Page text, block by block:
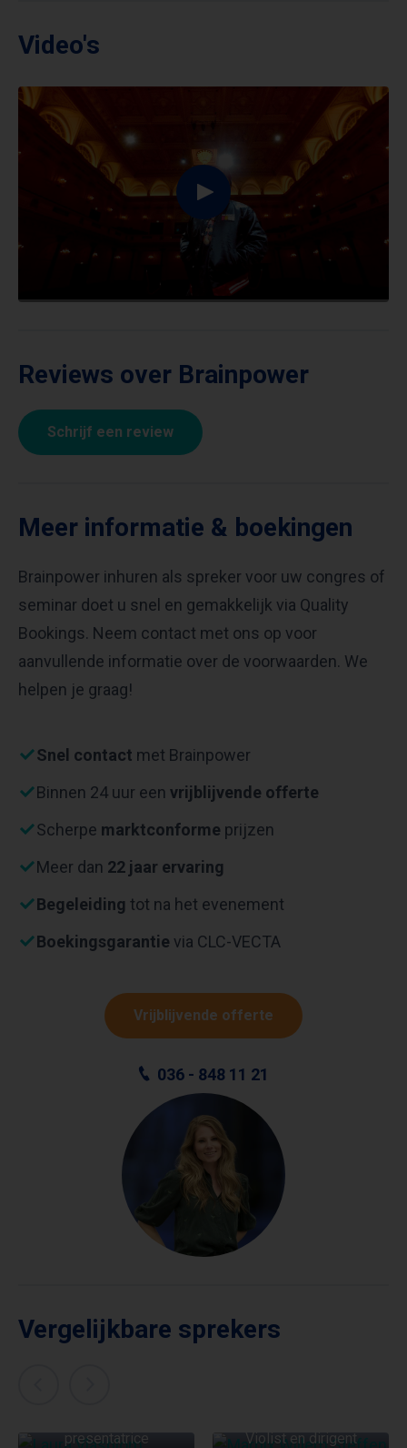
Video's
Reviews over Brainpower
Schrijf een review
Meer informatie & boekingen
Brainpower inhuren als spreker voor uw congres of
seminar doet u snel en gemakkelijk via Quality
Bookings. Neem contact met ons op voor
aanvullende informatie over de voorwaarden. We
helpen je graag!
Snel contact met Brainpower
Binnen 24 uur een vrijblijvende offerte
Scherpe marktconforme prijzen
Meer dan 22 jaar ervaring
Begeleiding tot na het evenement
Boekingsgarantie via CLC-VECTA
Vrijblijvende offerte
036 - 848 11 21
Vergelijkbare sprekers
presentatrice
Violist en dirigent